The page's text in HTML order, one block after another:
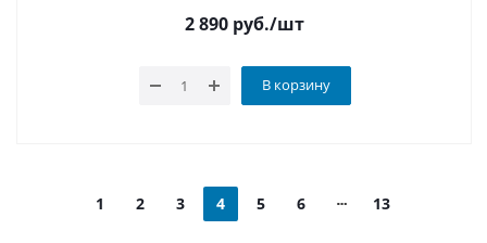
2 890 руб./шт
В корзину
1 2 3 4 5 6 13